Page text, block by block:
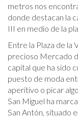
metros nos
donde destacan la
III en medio de la
Entre la Plaza de la
precioso Mercado
capital que ha sido
puesto de moda
aperitivo o picar
San Miguel ha
San Antón, situado